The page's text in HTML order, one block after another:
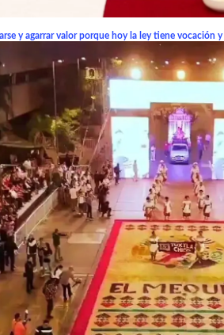
y agarrar valor porque hoy la ley tiene vocación